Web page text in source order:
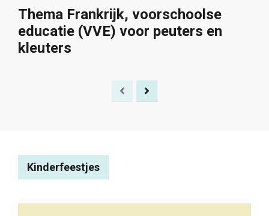
Thema Frankrijk, voorschoolse
educatie (VVE) voor peuters en
kleuters
Kinderfeestjes